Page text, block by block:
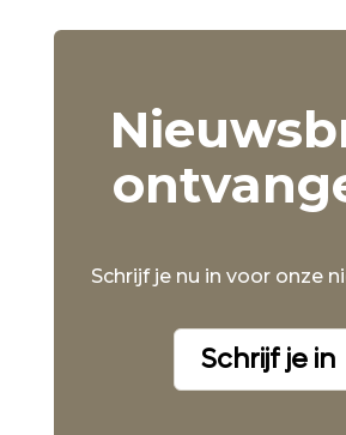
Schrijf je nu in voor onze
Schrijf je in